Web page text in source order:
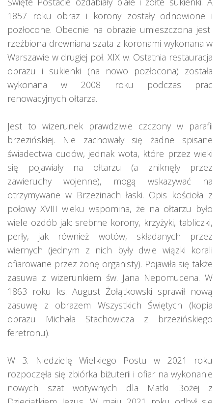
1857 roku obraz i korony zostały odnowione i
pozłocone. Obecnie na obrazie umieszczona jest
rzeźbiona drewniana szata z koronami wykonana w
Warszawie w drugiej poł. XIX w. Ostatnia restauracja
obrazu i sukienki (na nowo pozłocona) została
wykonana w 2008 roku podczas prac
renowacyjnych ołtarza.
Jest to wizerunek prawdziwie czczony w parafii
brzezińskiej. Nie zachowały się żadne spisane
świadectwa cudów, jednak wota, które przez wieki
się pojawiały na ołtarzu (a zniknęły przez
zawieruchy wojenne), mogą wskazywać na
otrzymywane w Brzezinach łaski. Opis kościoła z
połowy XVIII wieku wspomina, że na ołtarzu było
wiele ozdób jak: srebrne korony, krzyżyki, tabliczki,
perły, jak również wotów, składanych przez
wiernych (jednym z nich były dwie wiązki korali
ofiarowane przez żonę organisty). Pojawiła się także
zasuwa z wizerunkiem św. Jana Nepomucena. W
1863 roku ks. August Żołątkowski sprawił nową
zasuwę z obrazem Wszystkich Świętych (kopia
obrazu Michała Stachowicza z brzezińskiego
feretronu).
W 3. Niedzielę Wielkiego Postu w 2021 roku
rozpoczęła się zbiórka biżuterii i ofiar na wykonanie
nowych szat wotywnych dla Matki Bożej z